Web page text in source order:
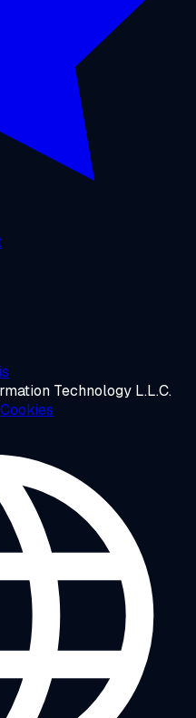
Technology L.L.C.
Cookies